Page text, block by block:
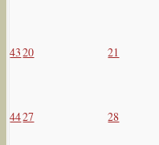
4320 21
4427 28